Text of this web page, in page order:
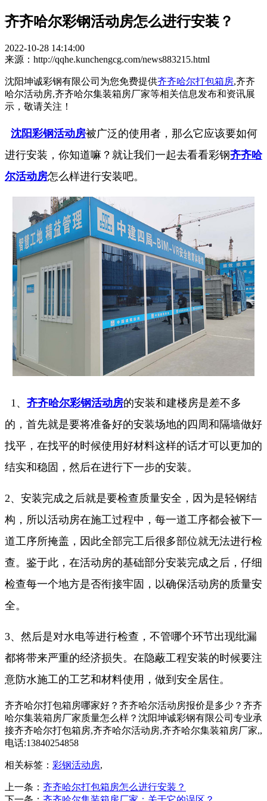
齐齐哈尔彩钢活动房怎么进行安装？
2022-10-28 14:14:00
来源：http://qqhe.kunchengcg.com/news883215.html
沈阳坤诚彩钢有限公司为您免费提供齐齐哈尔打包箱房,齐齐
哈尔活动房,齐齐哈尔集装箱房厂家等相关信息发布和资讯展
示，敬请关注！
沈阳彩钢活动房被广泛的使用者，那么它应该要如何
进行安装，你知道嘛？就让我们一起去看看彩钢齐齐哈
尔活动房怎么样进行安装吧。
1、齐齐哈尔彩钢活动房的安装和建楼房是差不多
的，首先就是要将准备好的安装场地的四周和隔墙做好
找平，在找平的时候使用好材料这样的话才可以更加的
结实和稳固，然后在进行下一步的安装。
2、安装完成之后就是要检查质量安全，因为是轻钢结
构，所以活动房在施工过程中，每一道工序都会被下一
道工序所掩盖，因此全部完工后很多部位就无法进行检
查。鉴于此，在活动房的基础部分安装完成之后，仔细
检查每一个地方是否衔接牢固，以确保活动房的质量安
全。
3、然后是对水电等进行检查，不管哪个环节出现纰漏
都将带来严重的经济损失。在隐蔽工程安装的时候要注
意防水施工的工艺和材料使用，做到安全居住。
齐齐哈尔打包箱房哪家好？齐齐哈尔活动房报价是多少？齐齐
哈尔集装箱房厂家质量怎么样？沈阳坤诚彩钢有限公司专业承
接齐齐哈尔打包箱房,齐齐哈尔活动房,齐齐哈尔集装箱房厂家,,
电话:13840254858
相关标签： 彩钢活动房,
上一条： 齐齐哈尔打包箱房怎么进行安装？